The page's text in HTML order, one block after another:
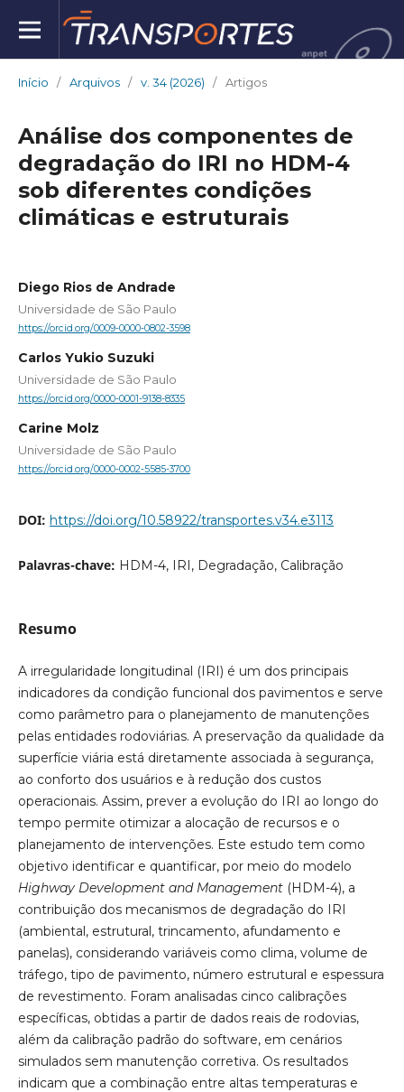
Início / Arquivos / v. 34 (2026) / Artigos
Análise dos componentes de
degradação do IRI no HDM-4
sob diferentes condições
climáticas e estruturais
Diego Rios de Andrade
Universidade de São Paulo
https://orcid.org/0009-0000-0802-3598
Carlos Yukio Suzuki
Universidade de São Paulo
https://orcid.org/0000-0001-9138-8335
Carine Molz
Universidade de São Paulo
https://orcid.org/0000-0002-5585-3700
DOI: https://doi.org/10.58922/transportes.v34.e3113
Palavras-chave: HDM-4, IRI, Degradação, Calibração
Resumo
A irregularidade longitudinal (IRI) é um dos principais
indicadores da condição funcional dos pavimentos e serve
como parâmetro para o planejamento de manutenções
pelas entidades rodoviárias. A preservação da qualidade da
superfície viária está diretamente associada à segurança,
ao conforto dos usuários e à redução dos custos
operacionais. Assim, prever a evolução do IRI ao longo do
tempo permite otimizar a alocação de recursos e o
planejamento de intervenções. Este estudo tem como
objetivo identificar e quantificar, por meio do modelo
Highway Development and Management (HDM-4), a
contribuição dos mecanismos de degradação do IRI
(ambiental, estrutural, trincamento, afundamento e
panelas), considerando variáveis como clima, volume de
tráfego, tipo de pavimento, número estrutural e espessura
de revestimento. Foram analisadas cinco calibrações
específicas, obtidas a partir de dados reais de rodovias,
além da calibração padrão do software, em cenários
simulados sem manutenção corretiva. Os resultados
indicam que a combinação entre altas temperaturas e